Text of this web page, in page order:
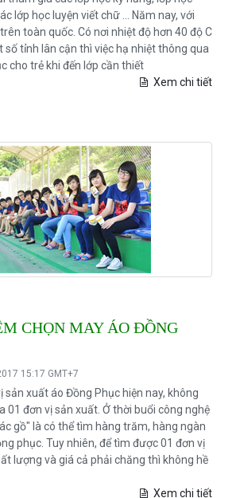
lớp học luyện viết chữ ... Năm nay, với
toàn quốc. Có nơi nhiệt độ hơn 40 độ C
số tỉnh lân cận thì việc hạ nhiệt thông qua
cho trẻ khi đến lớp cần thiết
Xem chi tiết
CHỌN MAY ÁO ĐỒNG
15:17 GMT+7
sản xuất áo Đồng Phục hiện nay, không
01 đơn vị sản xuất. Ở thời buổi công nghệ
gồ" là có thể tìm hàng trăm, hàng ngàn
phục. Tuy nhiên, để tìm được 01 đơn vị
lượng và giá cả phải chăng thì không hề
Xem chi tiết